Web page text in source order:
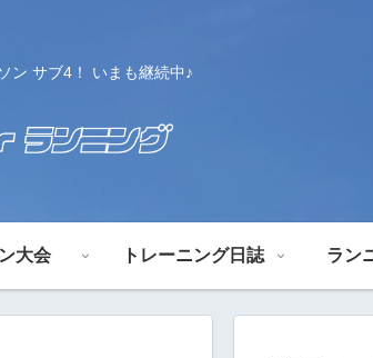
ン サブ4！ いまも継続中♪
大会 トレーニング日誌 ラン